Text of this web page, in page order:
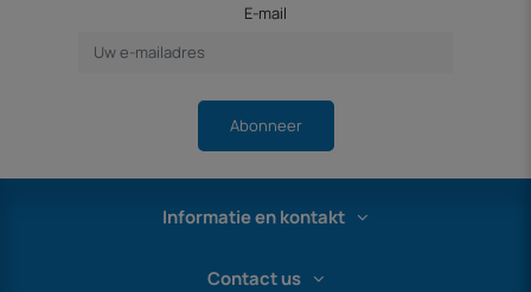
E-mail
Abonneer
Informatie en kontakt
Contact us